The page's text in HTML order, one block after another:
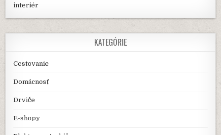
interiér
KATEGÓRIE
Cestovanie
Domácnosť
Drviče
E-shopy